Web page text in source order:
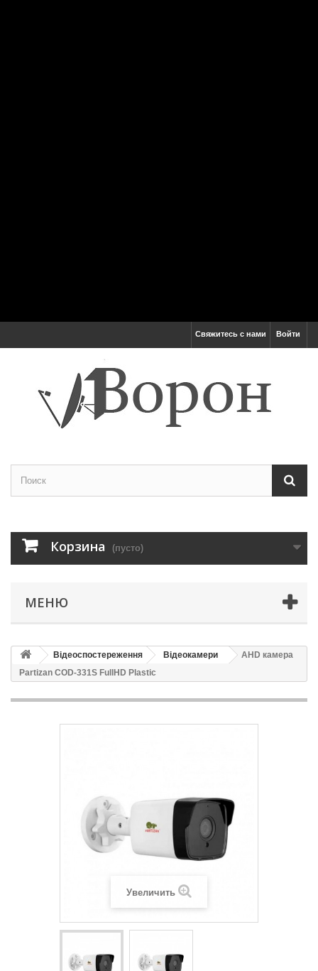
Войти
Свяжитесь с нами
Корзина (пусто)
МЕНЮ
Відеоспостереження Відеокамери
AHD камера
Partizan COD-331S FullHD Plastic
Увеличить